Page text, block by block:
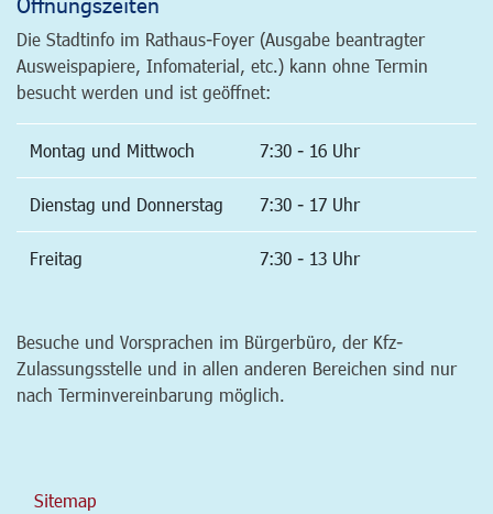
Die Stadtinfo im Rathaus-Foyer (Ausgabe beantragter
Ausweispapiere, Infomaterial, etc.) kann ohne Termin
besucht werden und ist geöffnet:
Montag und Mittwoch 7:30 - 16 Uhr
Dienstag und Donnerstag 7:30 - 17 Uhr
Freitag 7:30 - 13 Uhr
Besuche und Vorsprachen im Bürgerbüro, der Kfz-
Zulassungsstelle und in allen anderen Bereichen sind nur
nach Terminvereinbarung möglich.
Sitemap